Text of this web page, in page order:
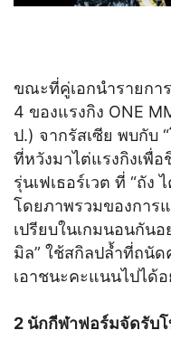
ขณะที่คู่เอกนำรายกา
4 ของแรงกิง ONE
ป.) จากรัสเซีย พบกับ
ที่หวังมาไต่แรงกิงเพื่
รุ่นเฟเธอร์เวต ที่ “ถัง
โดยภาพรวมของการ
เปรียบในเกมนอนกัน
มิล” ใช้สกิลปล้ำที่ถนัด
เอาชนะคะแนนไปได้
2 นักกีฬาฟอร์มจัดรับ